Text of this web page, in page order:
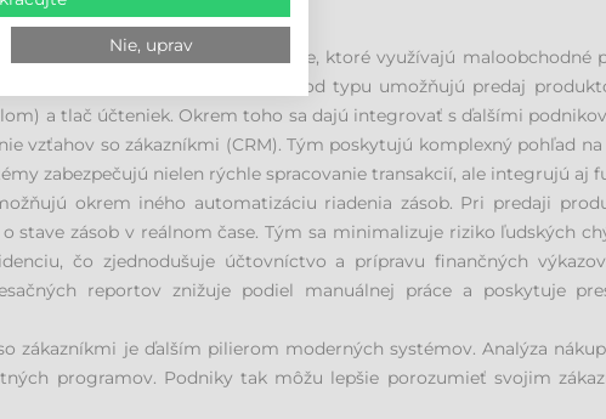
TERMINÁL?
of Sale) je elektronické zariadenie, ktoré využívajú maloobchodné
Tieto zariadenia v závislosti od typu umožňujú predaj
a tlač účteniek. Okrem toho sa dajú integrovať s ďalšími
vzťahov so zákazníkmi (CRM). Tým poskytujú komplexný pohľad
zabezpečujú nielen rýchle spracovanie transakcií, ale integrujú
okrem iného automatizáciu riadenia zásob. Pri predaji
stave zásob v reálnom čase. Tým sa minimalizuje riziko ľudských
čo zjednodušuje účtovníctvo a prípravu finančných
reportov znižuje podiel manuálnej práce a poskytuje
zákazníkmi je ďalším pilierom moderných systémov. Analýza
programov. Podniky tak môžu lepšie porozumieť svojim
Nie, uprav